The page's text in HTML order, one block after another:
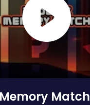
Match